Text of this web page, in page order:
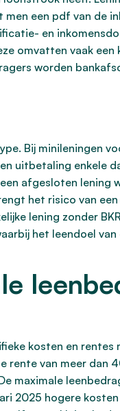
een pdf van de
en
omvatten vaak
worden
Bij minileningen
uitbetaling enkele
afgesloten lening
het risico van
lening zonder
het leendoel
kosten en
rente van meer
maximale
2025 hogere